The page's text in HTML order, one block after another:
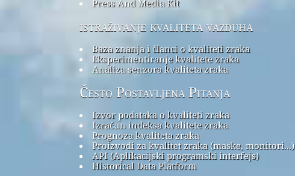
Press And Media Kit
istraživanje kvaliteta vazduha
Baza znanja i članci o kvaliteti zraka
Eksperimentiranje kvalitete zraka
Analiza senzora kvaliteta zraka
Često Postavljena Pitanja
Izvor podataka o kvaliteti zraka
Izračun indeksa kvalitete zraka
Prognoza kvaliteta zraka
Proizvodi za kvalitet zraka (maske, monitori...)
API (Aplikacijski programski interfejs)
Historical Data Platform